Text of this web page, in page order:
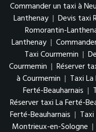
Commander un taxi à
Lanthenay | Devis taxi
Romorantin-
Lanthenay |
Taxi Courmemin |
Courmemin | Réserver
à Courmemin | Taxi
Ferté-Beauharnais |
Réserver taxi La Ferté-
Ferté-Beauharnais |
Montrieux-en-Sologne |